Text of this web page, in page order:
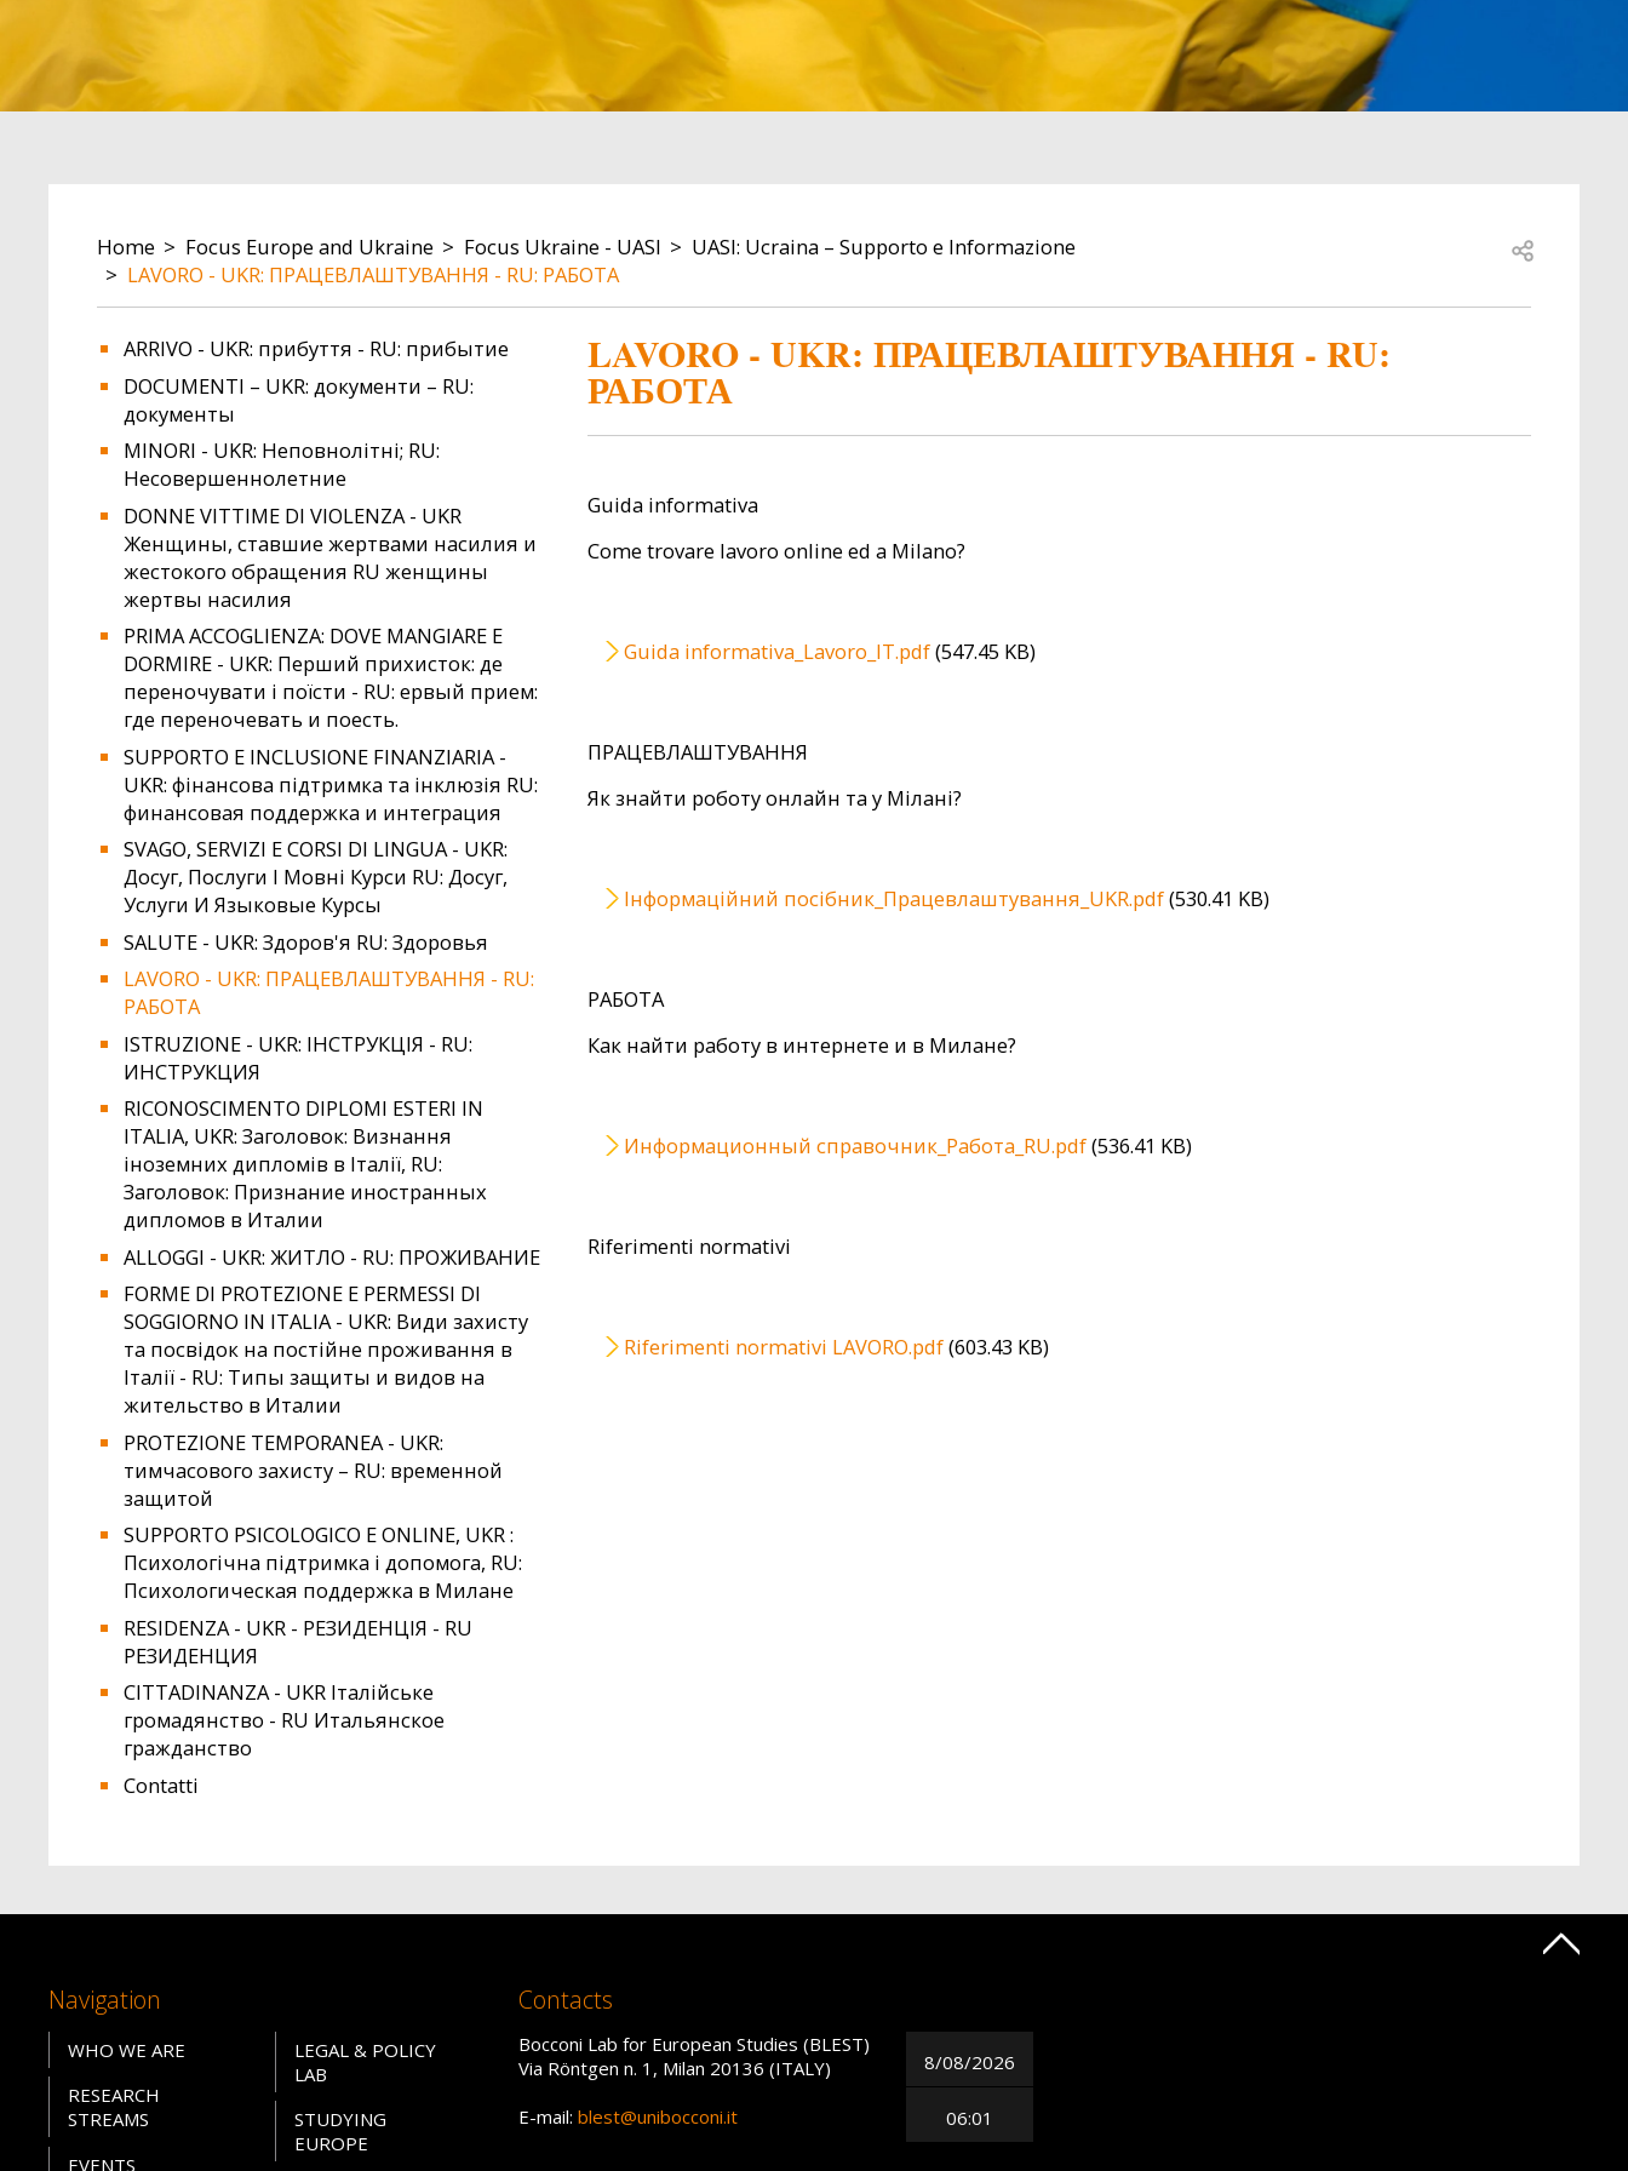
BREADCRUMB
Home Focus Europe and Ukraine Focus Ukraine - UASI
UASI: Ucraina – Supporto e Informazione
LAVORO - UKR: ПРАЦЕВЛАШТУВАННЯ - RU: РАБОТА
Open share
ARRIVO - UKR: прибуття - RU: прибытие
DOCUMENTI – UKR: документи – RU:
документы
MINORI - UKR: Неповнолітні; RU:
Несовершеннолетние
DONNE VITTIME DI VIOLENZA - UKR
Женщины, ставшие жертвами насилия и
жестокого обращения RU женщины
жертвы насилия
PRIMA ACCOGLIENZA: DOVE MANGIARE E
DORMIRE - UKR: Перший прихисток: де
переночувати і поїсти - RU: ервый прием:
где переночевать и поесть.
SUPPORTO E INCLUSIONE FINANZIARIA -
UKR: фінансова підтримка та інклюзія RU:
финансовая поддержка и интеграция
SVAGO, SERVIZI E CORSI DI LINGUA - UKR:
Досуг, Послуги І Мовні Курси RU: Досуг,
Услуги И Языковые Курсы
SALUTE - UKR: Здоров'я RU: Здоровья
LAVORO - UKR: ПРАЦЕВЛАШТУВАННЯ - RU:
РАБОТА
ISTRUZIONE - UKR: ІНСТРУКЦІЯ - RU:
ИНСТРУКЦИЯ
RICONOSCIMENTO DIPLOMI ESTERI IN
ITALIA, UKR: Заголовок: Визнання
іноземних дипломів в Італії, RU:
Заголовок: Признание иностранных
дипломов в Италии
ALLOGGI - UKR: ЖИТЛО - RU: ПРОЖИВАНИЕ
FORME DI PROTEZIONE E PERMESSI DI
SOGGIORNO IN ITALIA - UKR: Види захисту
та посвідок на постійне проживання в
Італії - RU: Типы защиты и видов на
жительство в Италии
PROTEZIONE TEMPORANEA - UKR:
тимчасового захисту – RU: временной
защитой
SUPPORTO PSICOLOGICO E ONLINE, UKR :
Психологічна підтримка і допомога, RU:
Психологическая поддержка в Милане
RESIDENZA - UKR - РЕЗИДЕНЦІЯ - RU
РЕЗИДЕНЦИЯ
CITTADINANZA - UKR Італійське
громадянство - RU Итальянское
гражданство
Contatti
LAVORO - UKR: ПРАЦЕВЛАШТУВАННЯ - RU:
РАБОТА
Guida informativa
Come trovare lavoro online ed a Milano?
File
Guida informativa_Lavoro_IT.pdf(547.45 KB)
ПРАЦЕВЛАШТУВАННЯ
Як знайти роботу онлайн та у Мілані?
File
Інформаційний посібник_Працевлаштування_UKR.pdf(530.41 KB)
РАБОТА
Как найти работу в интернете и в Милане?
File
Информационный справочник_Работа_RU.pdf(536.41 KB)
Riferimenti normativi
File
Riferimenti normativi LAVORO.pdf(603.43 KB)
Navigation
WHO WE ARE
RESEARCH
STREAMS
EVENTS
LEGAL & POLICY
LAB
STUDYING
EUROPE
Contacts
Bocconi Lab for European Studies (BLEST)
Via Röntgen n. 1, Milan 20136 (ITALY)
E-mail:blest@unibocconi.it
8/08/2026
06:01